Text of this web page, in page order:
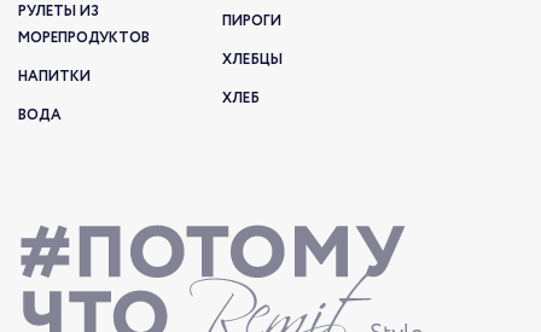
РУЛЕТЫ ИЗ
МОРЕПРОДУКТОВ
НАПИТКИ
ВОДА
ПИРОГИ
ХЛЕБЦЫ
ХЛЕБ